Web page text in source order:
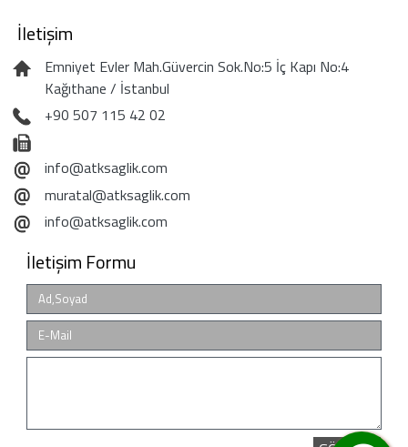
İletişim
Emniyet Evler Mah.Güvercin Sok.No:5 İç Kapı No:4
Kağıthane / İstanbul
+90 507 115 42 02
info@atksaglik.com
muratal@atksaglik.com
info@atksaglik.com
İletişim Formu